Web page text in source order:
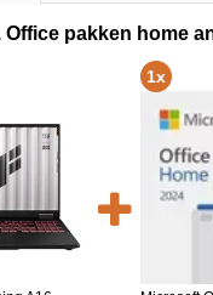
pakken home
1x